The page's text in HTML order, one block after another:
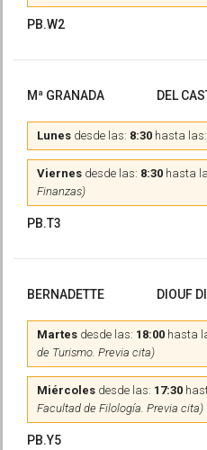
PB.W2
Mª GRANADA DEL
Lunes desde las: 8:30 hasta las:
Viernes desde las: 8:30 hasta
Finanzas)
PB.T3
BERNADETTE DIOUF
Martes desde las: 18:00 hasta
de Turismo. Previa cita)
Miércoles desde las: 17:30
Facultad de Filología. Previa cita)
PB.Y5